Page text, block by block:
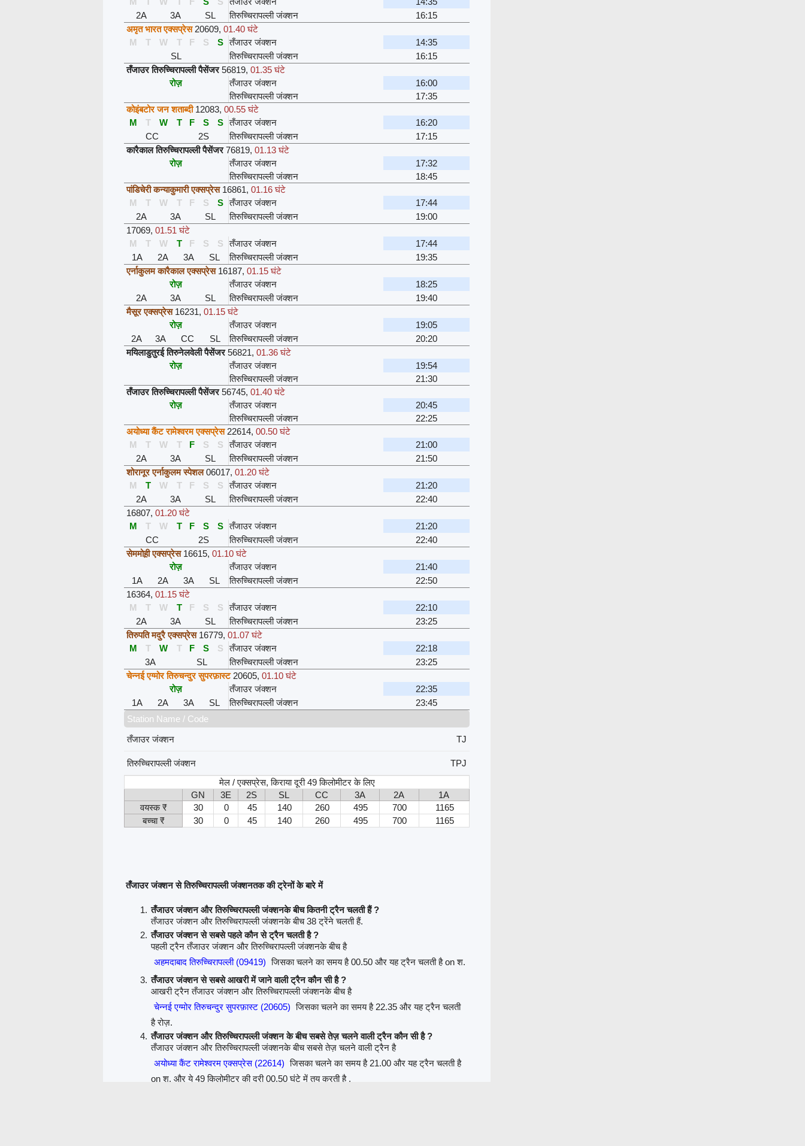
2A
3A SL तिरुच्चिरापल्ली जंक्शन
16:15
अमृत भारत एक्सप्रेस 20609, 01.40 घंटे
M
T W T F S S तँजाउर जंक्शन
14:35
SL
तिरुच्चिरापल्ली जंक्शन
16:15
तँजाउर तिरुच्चिरापल्ली पैसेंजर 56819, 01.35 घंटे
रोज़
तँजाउर जंक्शन
16:00
तिरुच्चिरापल्ली जंक्शन
17:35
कोइंबटोर जन शताब्दी 12083, 00.55 घंटे
M
T W T F S S तँजाउर जंक्शन
16:20
CC
2S तिरुच्चिरापल्ली जंक्शन
17:15
कारैकाल तिरुच्चिरापल्ली पैसेंजर 76819, 01.13 घंटे
रोज़
तँजाउर जंक्शन
17:32
तिरुच्चिरापल्ली जंक्शन
18:45
पांडिचेरी कन्याकुमारी एक्सप्रेस 16861, 01.16 घंटे
M
T W T F S S तँजाउर जंक्शन
17:44
2A
3A SL तिरुच्चिरापल्ली जंक्शन
19:00
17069, 01.51 घंटे
M
T W T F S S तँजाउर जंक्शन
17:44
1A
2A 3A SL तिरुच्चिरापल्ली जंक्शन
19:35
एर्नाकुलम कारैकाल एक्सप्रेस 16187, 01.15 घंटे
रोज़
तँजाउर जंक्शन
18:25
2A
3A SL तिरुच्चिरापल्ली जंक्शन
19:40
मैसूर एक्सप्रेस 16231, 01.15 घंटे
रोज़
तँजाउर जंक्शन
19:05
2A
3A CC SL तिरुच्चिरापल्ली जंक्शन
20:20
मयिलाडुतुरई तिरुनेलवेली पैसेंजर 56821, 01.36 घंटे
रोज़
तँजाउर जंक्शन
19:54
तिरुच्चिरापल्ली जंक्शन
21:30
तँजाउर तिरुच्चिरापल्ली पैसेंजर 56745, 01.40 घंटे
रोज़
तँजाउर जंक्शन
20:45
तिरुच्चिरापल्ली जंक्शन
22:25
अयोध्या कैंट रामेश्वरम एक्सप्रेस 22614, 00.50 घंटे
M
T W T F S S तँजाउर जंक्शन
21:00
2A
3A SL तिरुच्चिरापल्ली जंक्शन
21:50
शोरानूर एर्नाकुलम स्पेशल 06017, 01.20 घंटे
M
T W T F S S तँजाउर जंक्शन
21:20
2A
3A SL तिरुच्चिरापल्ली जंक्शन
22:40
16807, 01.20 घंटे
M
T W T F S S तँजाउर जंक्शन
21:20
CC
2S तिरुच्चिरापल्ली जंक्शन
22:40
सेममोह़ी एक्सप्रेस 16615, 01.10 घंटे
रोज़
तँजाउर जंक्शन
21:40
1A
2A 3A SL तिरुच्चिरापल्ली जंक्शन
22:50
16364, 01.15 घंटे
M
T W T F S S तँजाउर जंक्शन
22:10
2A
3A SL तिरुच्चिरापल्ली जंक्शन
23:25
तिरुपति मदुरै एक्सप्रेस 16779, 01.07 घंटे
M
T W T F S S तँजाउर जंक्शन
22:18
3A
SL तिरुच्चिरापल्ली जंक्शन
23:25
चेन्नई एग्मोर तिरुचन्दुर सुपरफ़ास्ट 20605, 01.10 घंटे
रोज़
तँजाउर जंक्शन
22:35
1A
2A 3A SL तिरुच्चिरापल्ली जंक्शन
23:45
Station Name / Code
तँजाउर जंक्शन
TJ
तिरुच्चिरापल्ली जंक्शन
TPJ
मेल / एक्सप्रेस, किराया दूरी 49 किलोमीटर के लिए
GN
3E 2S SL CC 3A 2A
1A
वयस्क ₹
30 0 45 140 260 495 700
1165
बच्चा ₹
30 0 45 140 260 495 700 1165
तँजाउर जंक्शन से तिरुच्चिरापल्ली जंक्शनतक की ट्रेनों के बारे में
तँजाउर जंक्शन और तिरुच्चिरापल्ली जंक्शनके बीच कितनी ट्रैन चलती हैं ?
तँजाउर जंक्शन और तिरुच्चिरापल्ली जंक्शनके बीच 38 ट्रेंने चलती हैं.
तँजाउर जंक्शन से सबसे पहले कौन से ट्रैन चलती है ?
पहली ट्रैन तँजाउर जंक्शन और तिरुच्चिरापल्ली जंक्शनके बीच है
अहमदाबाद तिरुच्चिरापल्ली (09419) जिसका चलने का समय है 00.50 और यह ट्रैन चलती है on श.
तँजाउर जंक्शन से सबसे आखरी में जाने वाली ट्रैन कौन सी है ?
आखरी ट्रैन तँजाउर जंक्शन और तिरुच्चिरापल्ली जंक्शनके बीच है
चेन्नई एग्मोर तिरुचन्दुर सुपरफ़ास्ट (20605) जिसका चलने का समय है 22.35 और यह ट्रैन चलती
है रोज़.
तँजाउर जंक्शन और तिरुच्चिरापल्ली जंक्शन के बीच सबसे तेज़ चलने वाली ट्रैन कौन सी है ?
तँजाउर जंक्शन और तिरुच्चिरापल्ली जंक्शनके बीच सबसे तेज़ चलने वाली ट्रैन है
अयोध्या कैंट रामेश्वरम एक्सप्रेस (22614) जिसका चलने का समय है 21.00 और यह ट्रैन चलती है
on शु. और ये 49 किलोमीटर की दूरी 00.50 घंटे में तय करती है .